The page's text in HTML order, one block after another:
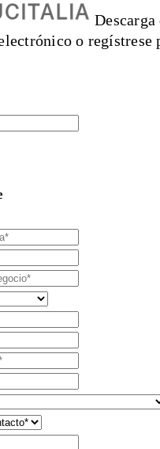
o regístrese